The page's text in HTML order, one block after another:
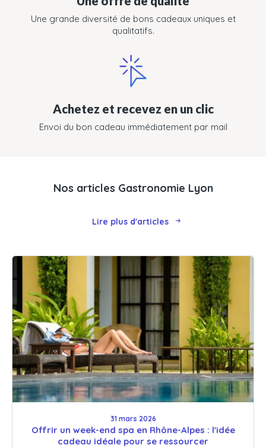
Une grande diversité de bons cadeaux uniques et
qualitatifs.
Achetez et recevez en un clic
Envoi du bon cadeau immédiatement par mail
Nos articles Gastronomie Lyon
Lire plus d'articles
31 mars 2026
Offrir un week-end spa en Rhône-Alpes : l'idée
cadeau idéale pour se ressourcer